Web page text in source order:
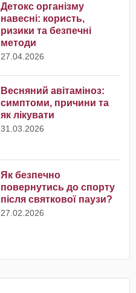
Детокс організму
навесні: користь,
ризики та безпечні
методи
27.04.2026
Весняний авітаміноз:
симптоми, причини та
як лікувати
31.03.2026
Як безпечно
повернутись до спорту
після святкової паузи?
27.02.2026